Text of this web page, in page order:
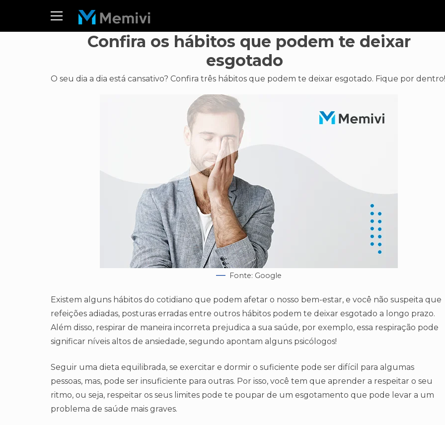
Confira os hábitos que podem te deixar
esgotado
O seu dia a dia está cansativo? Confira três hábitos que podem te deixar esgotado. Fique por dentro!
Fonte: Google
Existem alguns hábitos do cotidiano que podem afetar o nosso bem-estar, e você não suspeita que
refeições adiadas, posturas erradas entre outros hábitos podem te deixar esgotado a longo prazo.
Além disso, respirar de maneira incorreta prejudica a sua saúde, por exemplo, essa respiração pode
significar níveis altos de ansiedade, segundo apontam alguns psicólogos!
Seguir uma dieta equilibrada, se exercitar e dormir o suficiente pode ser difícil para algumas
pessoas, mas, pode ser insuficiente para outras. Por isso, você tem que aprender a respeitar o seu
ritmo, ou seja, respeitar os seus limites pode te poupar de um esgotamento que pode levar a um
problema de saúde mais graves.